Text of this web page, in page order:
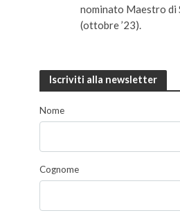
nominato Maestro di
(ottobre ’23).
Iscriviti alla newsletter
Nome
Cognome